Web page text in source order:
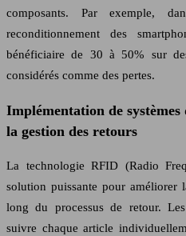
composants. Par exemple,
reconditionnement des
bénéficiaire de 30 à 50% sur
considérés comme des pertes.
Implémentation de
la gestion des retours
La technologie RFID (Radio
solution puissante pour améliorer
long du processus de retour.
suivre chaque article